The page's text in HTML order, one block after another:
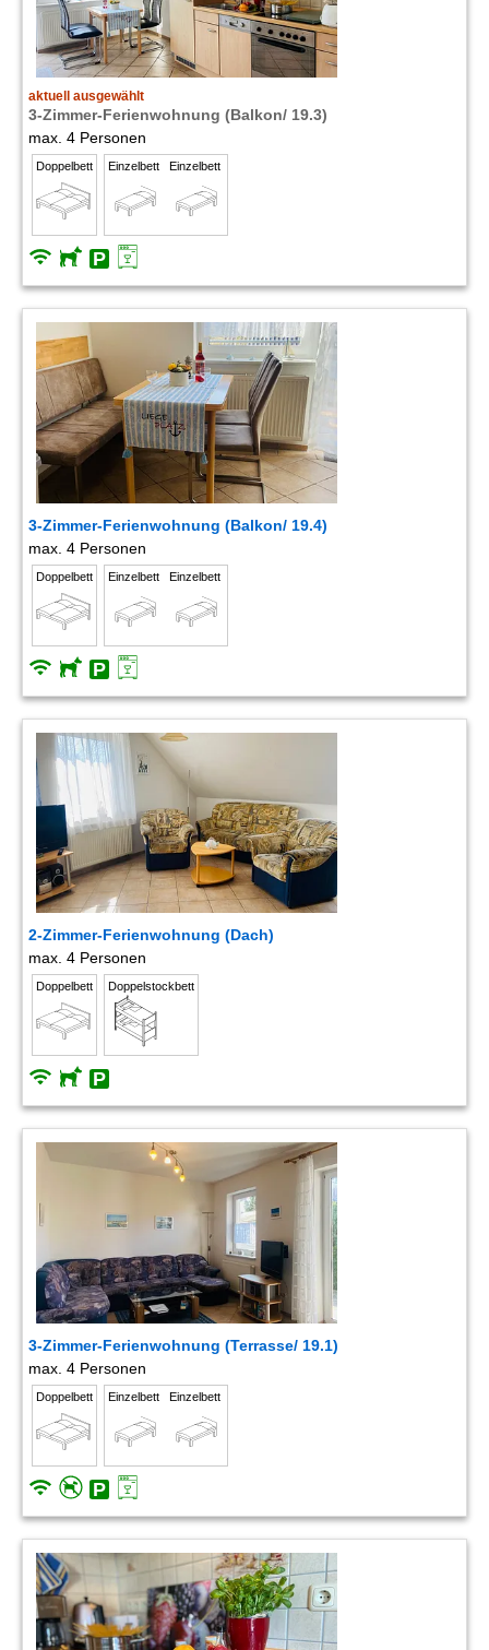
aktuell ausgewählt
3-Zimmer-Ferienwohnung (Balkon/ 19.3)
max. 4 Personen
Doppelbett Einzelbett Einzelbett
3-Zimmer-Ferienwohnung (Balkon/ 19.4)
max. 4 Personen
Doppelbett Einzelbett Einzelbett
2-Zimmer-Ferienwohnung (Dach)
max. 4 Personen
Doppelbett Doppelstockbett
3-Zimmer-Ferienwohnung (Terrasse/ 19.1)
max. 4 Personen
Doppelbett Einzelbett Einzelbett